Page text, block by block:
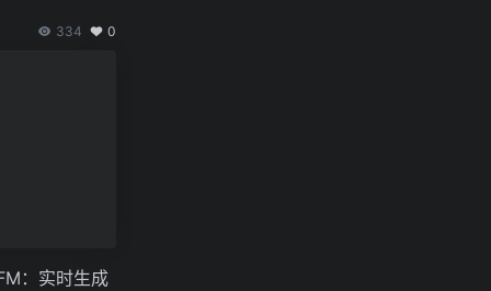
334 0
：实时生成